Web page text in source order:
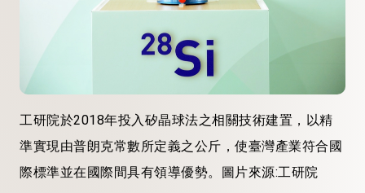
工研院於2018年投入矽晶球法之相關技術建置，以精
準實現由普朗克常數所定義之公斤，使臺灣產業符合國
際標準並在國際間具有領導優勢。圖片來源:工研院